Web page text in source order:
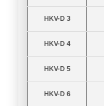
HKV-D 3
HKV-D 4
HKV-D 5
HKV-D 6